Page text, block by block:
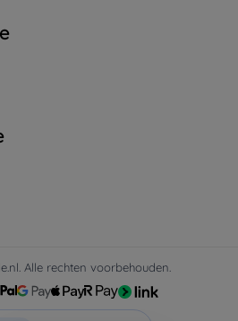
Alle rechten voorbehouden.